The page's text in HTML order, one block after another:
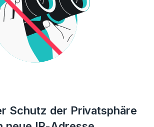
Schutz der Privatsphäre